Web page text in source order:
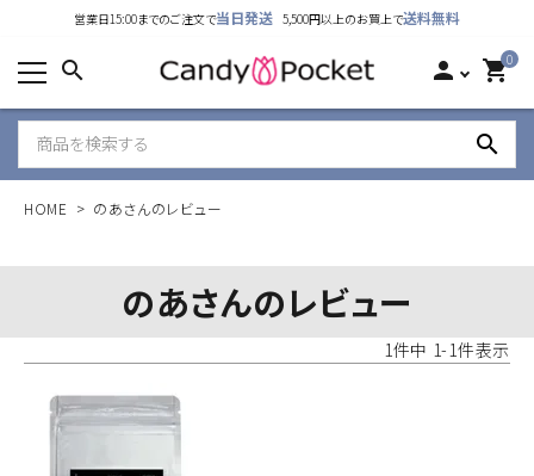
営業日15:00までのご注文で当日発送 5,500円以上のお買上で送料無料
search person 0
shopping_cart
search
HOME のあさんのレビュー
カテゴリーから探す
ランキング
新着商品
ご利用ガイド
特定商取引法表示について
個人情報取り扱いについて
お問い合わせ
のあさんのレビュー
1件中 1-1件表示